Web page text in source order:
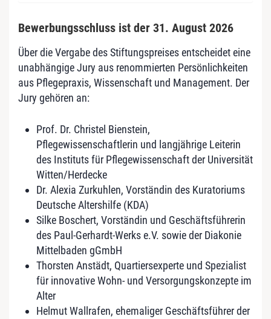
Bewerbungsschluss ist der 31. August 2026
Über die Vergabe des Stiftungspreises entscheidet eine
unabhängige Jury aus renommierten Persönlichkeiten
aus Pflegepraxis, Wissenschaft und Management. Der
Jury gehören an:
Prof. Dr. Christel Bienstein,
Pflegewissenschaftlerin und langjährige Leiterin
des Instituts für Pflegewissenschaft der Universität
Witten/Herdecke
Dr. Alexia Zurkuhlen, Vorständin des Kuratoriums
Deutsche Altershilfe (KDA)
Silke Boschert, Vorständin und Geschäftsführerin
des Paul-Gerhardt-Werks e.V. sowie der Diakonie
Mittelbaden gGmbH
Thorsten Anstädt, Quartiersexperte und Spezialist
für innovative Wohn- und Versorgungskonzepte im
Alter
Helmut Wallrafen, ehemaliger Geschäftsführer der